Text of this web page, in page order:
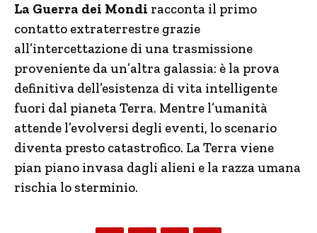
La Guerra dei Mondi racconta il primo
contatto extraterrestre grazie
all’intercettazione di una trasmissione
proveniente da un’altra galassia: è la prova
definitiva dell’esistenza di vita intelligente
fuori dal pianeta Terra. Mentre l’umanità
attende l’evolversi degli eventi, lo scenario
diventa presto catastrofico. La Terra viene
pian piano invasa dagli alieni e la razza umana
rischia lo sterminio.